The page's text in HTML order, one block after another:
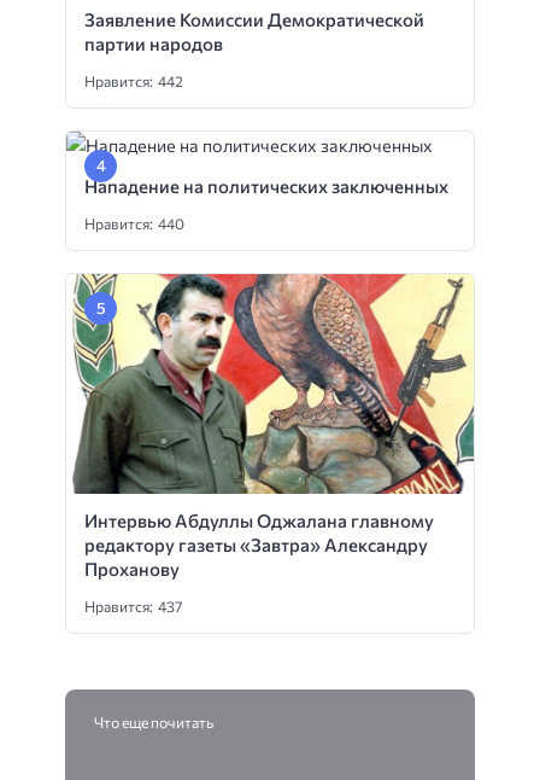
Заявление Комиссии Демократической
партии народов
Нравится: 442
Нападение на политических заключенных
Нравится: 440
Интервью Абдуллы Оджалана главному
редактору газеты «Завтра» Александру
Проханову
Нравится: 437
Что еще почитать